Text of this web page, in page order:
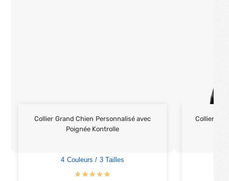
Collier Grand Chien Personnalisé avec
Poignée Kontrolle
4 Couleurs / 3 Tailles
Collier